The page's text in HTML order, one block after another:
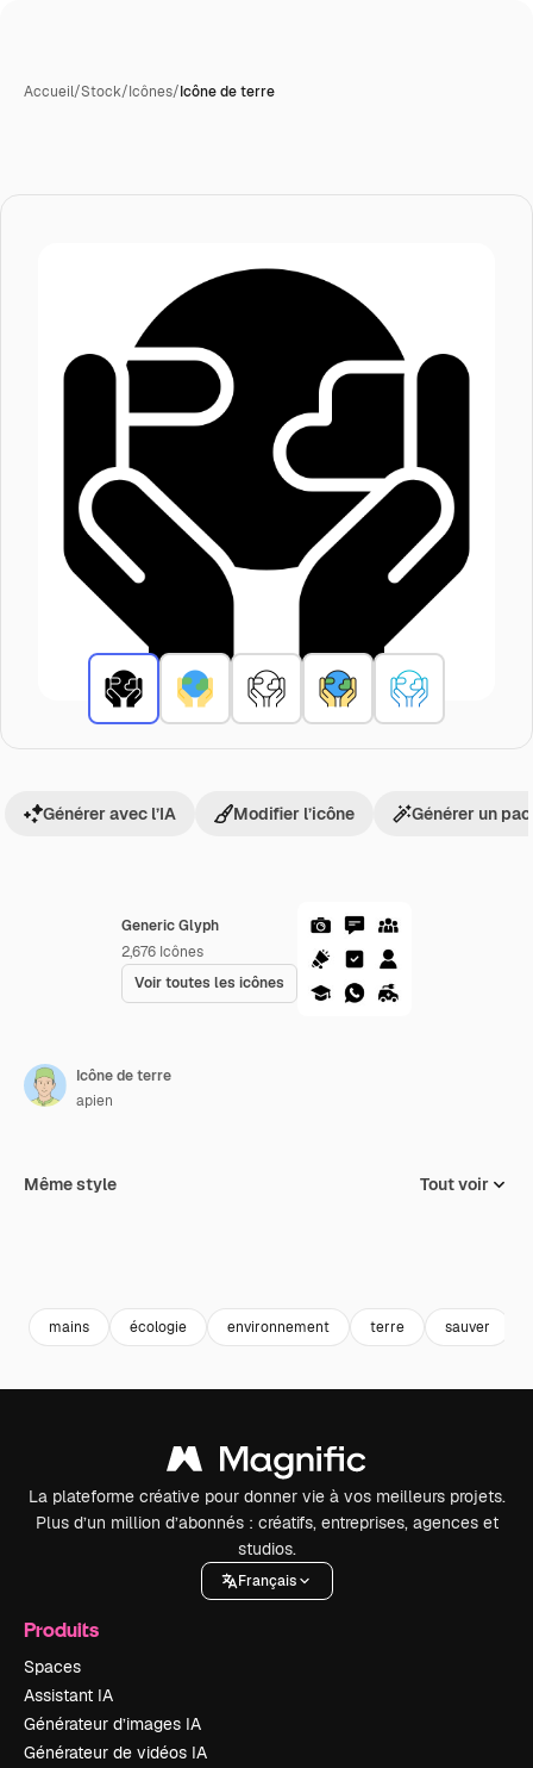
Accueil/Stock/Icônes/Icône de terre
Generic Glyph
2,676 Icônes
Voir toutes les icônes
Générer avec l’IA Modifier l’icône Générer un
Icône de terre
apien
Même style Tout voir
mains écologie environnement terre sauver
La plateforme créative pour donner vie à vos meilleurs projets.
Plus d’un million d’abonnés : créatifs, entreprises, agences et
studios.
Français
Produits
Spaces
Assistant IA
Générateur d’images IA
Générateur de vidéos IA